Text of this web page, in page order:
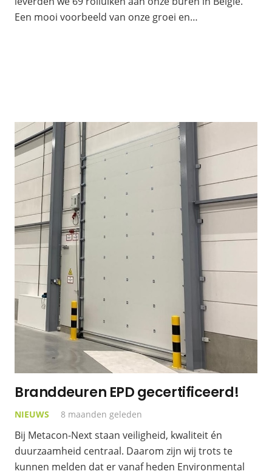
Een mooi voorbeeld van onze groei en…
Branddeuren EPD gecertificeerd!
NIEUWS 8 maanden geleden
Bij Metacon-Next staan veiligheid, kwaliteit én
duurzaamheid centraal. Daarom zijn wij trots te
kunnen melden dat er vanaf heden Environmental